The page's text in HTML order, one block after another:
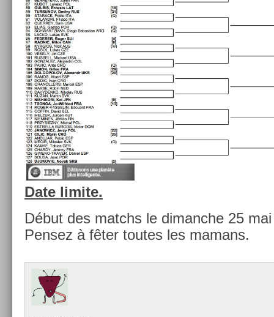
Date li­mite.
Début des matchs le di­manche 25
Pen­sez à fêter toutes les mamans.